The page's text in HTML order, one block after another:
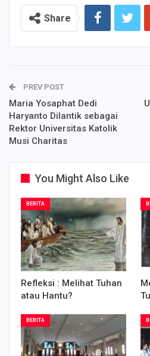
Share
PREV POST
Maria Yosaphat Dedi
Haryanto Dilantik sebagai
Rektor Universitas Katolik
Musi Charitas
You Might Also Like
BERITA
Refleksi : Melihat Tuhan
atau Hantu?
BERITA